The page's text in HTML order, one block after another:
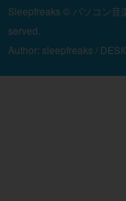
Sleepfreaks © パソコン音
served.
Author: sleepfreaks /